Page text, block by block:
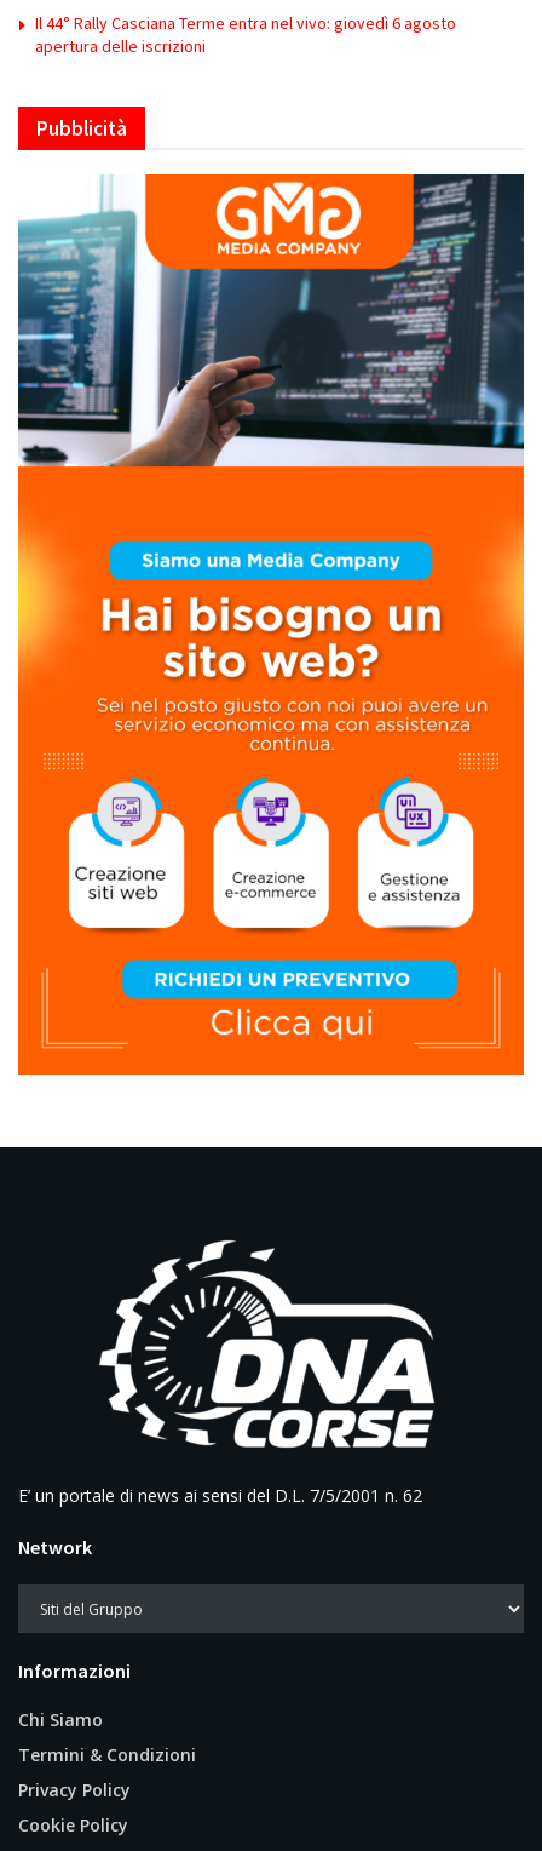
Il 44° Rally Casciana Terme entra nel vivo: giovedì 6 agosto
apertura delle iscrizioni
Pubblicità
E’ un portale di news ai sensi del D.L. 7/5/2001 n. 62
Network
Informazioni
Chi Siamo
Termini & Condizioni
Privacy Policy
Cookie Policy